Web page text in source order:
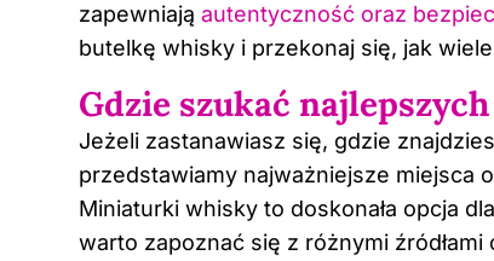
zapewniają autentyczność oraz
butelkę whisky i przekonaj się, jak
Gdzie szukać
Jeżeli zastanawiasz się, gdzie
przedstawiamy najważniejsze miejsca
Miniaturki whisky to doskonała opcja
warto zapoznać się z różnymi